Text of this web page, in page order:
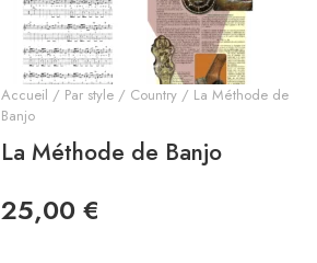
Accueil / Par style / Country / La Méthode de
Banjo
La Méthode de Banjo
25,00 €